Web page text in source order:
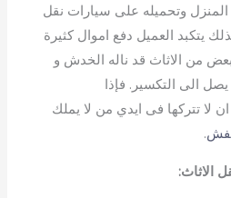
وتحميله على سيارات نقل
يتكبد العميل دفع اموال كثيرة
من الاثاث قد ناله الخدش و
الى التكسير. فإذا
ﻻ تتركها فى ايدي من ﻻ يملك
.
الاثاث: